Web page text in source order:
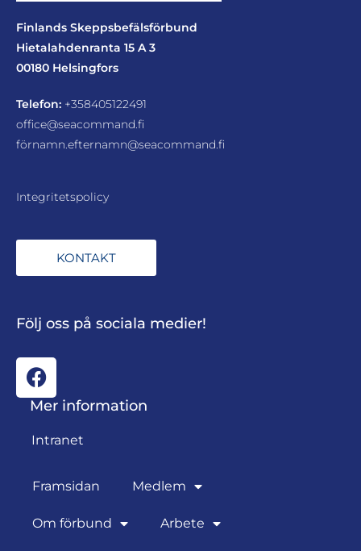
Finlands Skeppsbefälsförbund
Hietalahdenranta 15 A 3
00180 Helsingfors
Telefon: +358405122491
office@seacommand.fi
förnamn.efternamn@seacommand.fi
Integritetspolicy
KONTAKT
Följ oss på sociala medier!
Mer information
Intranet
Framsidan Medlem
Om förbund Arbete